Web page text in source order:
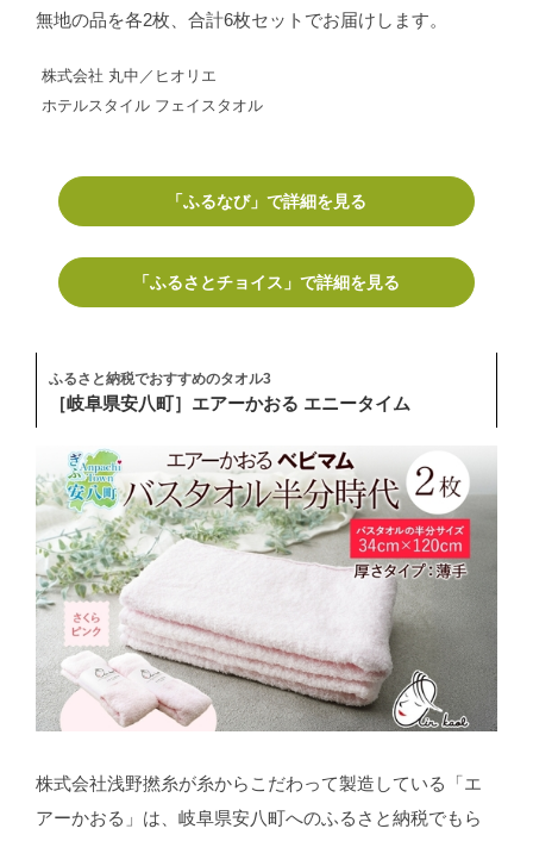
無地の品を各2枚、合計6枚セットでお届けします。
株式会社 丸中／ヒオリエ
ホテルスタイル フェイスタオル
「ふるなび」で詳細を見る
「ふるさとチョイス」で詳細を見る
ふるさと納税でおすすめのタオル3
［岐阜県安八町］エアーかおる エニータイム
株式会社浅野撚糸が糸からこだわって製造している「エ
アーかおる」は、岐阜県安八町へのふるさと納税でもら